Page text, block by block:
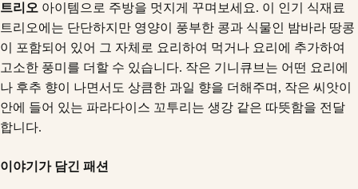
트리오 아이템으로 주방을 멋지게 꾸며보세요. 이 인기 식재료
트리오에는 단단하지만 영양이 풍부한 콩과 식물인 밤바라 땅콩
이 포함되어 있어 그 자체로 요리하여 먹거나 요리에 추가하여
고소한 풍미를 더할 수 있습니다. 작은 기니큐브는 어떤 요리에
나 후추 향이 나면서도 상큼한 과일 향을 더해주며, 작은 씨앗이
안에 들어 있는 파라다이스 꼬투리는 생강 같은 따뜻함을 전달
합니다.
이야기가 담긴 패션